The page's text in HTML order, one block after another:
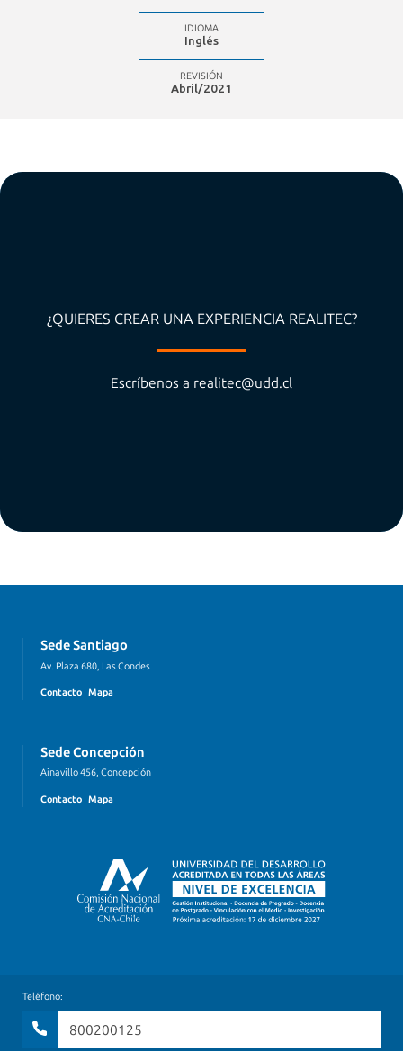
IDIOMA
Inglés
REVISIÓN
Abril/2021
¿QUIERES CREAR UNA EXPERIENCIA REALITEC?
Escríbenos a realitec@udd.cl
Sede Santiago
Av. Plaza 680, Las Condes
Contacto | Mapa
Sede Concepción
Ainavillo 456, Concepción
Contacto | Mapa
Teléfono:
800200125